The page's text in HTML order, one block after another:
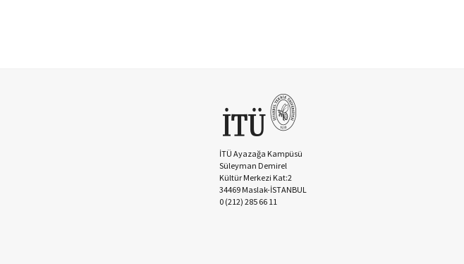
İTÜ Ayazağa Kampüsü
Süleyman Demirel
Kültür Merkezi Kat:2
34469 Maslak-İSTANBUL
0 (212) 285 66 11